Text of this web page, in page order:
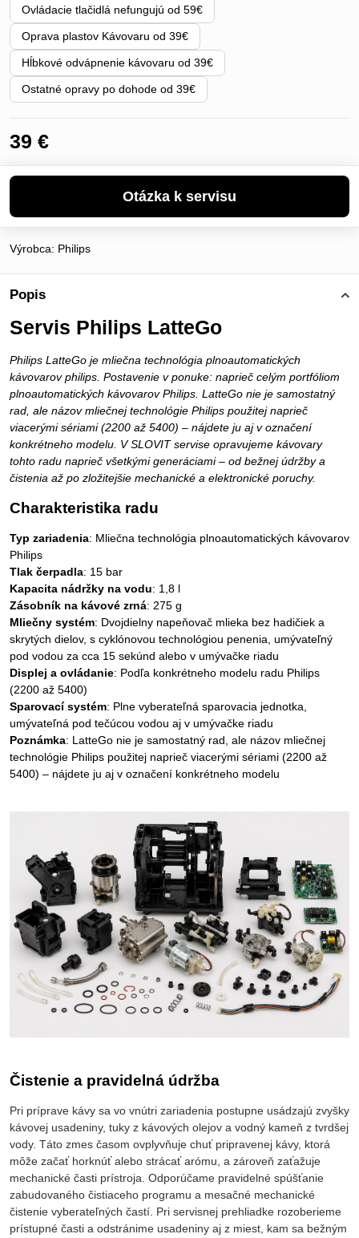
Ovládacie tlačidlá nefungujú od 59€
Oprava plastov Kávovaru od 39€
Hĺbkové odvápnenie kávovaru od 39€
Ostatné opravy po dohode od 39€
39 €
Výrobca: Philips
Popis
Servis Philips LatteGo
Philips LatteGo je mliečna technológia plnoautomatických
kávovarov philips. Postavenie v ponuke: naprieč celým portfóliom
plnoautomatických kávovarov Philips. LatteGo nie je samostatný
rad, ale názov mliečnej technológie Philips použitej naprieč
viacerými sériami (2200 až 5400) – nájdete ju aj v označení
konkrétneho modelu. V SLOVIT servise opravujeme kávovary
tohto radu naprieč všetkými generáciami – od bežnej údržby a
čistenia až po zložitejšie mechanické a elektronické poruchy.
Charakteristika radu
Typ zariadenia: Mliečna technológia plnoautomatických kávovarov
Philips
Tlak čerpadla: 15 bar
Kapacita nádržky na vodu: 1,8 l
Zásobník na kávové zrná: 275 g
Mliečny systém: Dvojdielny napeňovač mlieka bez hadičiek a
skrytých dielov, s cyklónovou technológiou penenia, umývateľný
pod vodou za cca 15 sekúnd alebo v umývačke riadu
Displej a ovládanie: Podľa konkrétneho modelu radu Philips
(2200 až 5400)
Sparovací systém: Plne vyberateľná sparovacia jednotka,
umývateľná pod tečúcou vodou aj v umývačke riadu
Poznámka: LatteGo nie je samostatný rad, ale názov mliečnej
technológie Philips použitej naprieč viacerými sériami (2200 až
5400) – nájdete ju aj v označení konkrétneho modelu
Čistenie a pravidelná údržba
Pri príprave kávy sa vo vnútri zariadenia postupne usádzajú zvyšky
kávovej usadeniny, tuky z kávových olejov a vodný kameň z tvrdšej
vody. Táto zmes časom ovplyvňuje chuť pripravenej kávy, ktorá
môže začať horknúť alebo strácať arómu, a zároveň zaťažuje
mechanické časti prístroja. Odporúčame pravidelné spúšťanie
zabudovaného čistiaceho programu a mesačné mechanické
čistenie vyberateľných častí. Pri servisnej prehliadke rozoberieme
prístupné časti a odstránime usadeniny aj z miest, kam sa bežným